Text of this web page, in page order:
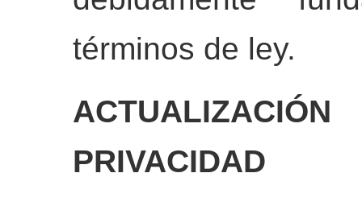
términos de ley.
PRIVACIDAD